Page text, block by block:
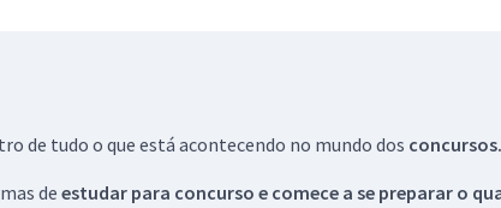
de tudo o que está acontecendo no mundo dos concursos.
de estudar para concurso e comece a se preparar o